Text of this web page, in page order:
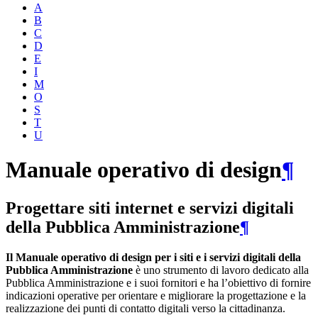
A
B
C
D
E
I
M
O
S
T
U
Manuale operativo di design¶
Progettare siti internet e servizi digitali
della Pubblica Amministrazione¶
Il Manuale operativo di design per i siti e i servizi digitali della
Pubblica Amministrazione è uno strumento di lavoro dedicato alla
Pubblica Amministrazione e i suoi fornitori e ha l’obiettivo di fornire
indicazioni operative per orientare e migliorare la progettazione e la
realizzazione dei punti di contatto digitali verso la cittadinanza.